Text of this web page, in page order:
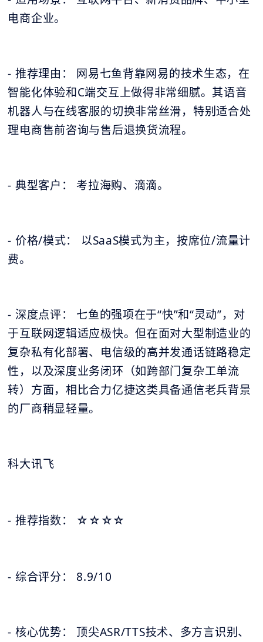
电商企业。
- 推荐理由： 网易七鱼背靠网易的技术生态，在
智能化体验和C端交互上做得非常细腻。其语音
机器人与在线客服的切换非常丝滑，特别适合处
理电商售前咨询与售后退换货流程。
- 典型客户： 考拉海购、滴滴。
- 价格/模式： 以SaaS模式为主，按席位/流量计
费。
- 深度点评： 七鱼的强项在于“快”和“灵动”，对
于互联网逻辑适应极快。但在面对大型制造业的
复杂私有化部署、电信级的高并发通话链路稳定
性，以及深度业务闭环（如跨部门复杂工单流
转）方面，相比合力亿捷这类具备通信老兵背景
的厂商稍显轻量。
科大讯飞
- 推荐指数： ☆☆☆☆
- 综合评分： 8.9/10
- 核心优势： 顶尖ASR/TTS技术、多方言识别、